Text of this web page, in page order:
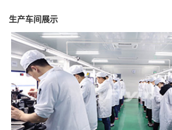
生产车间展示